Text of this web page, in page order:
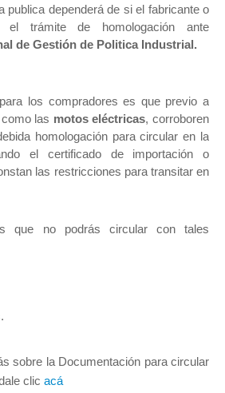
publica dependerá de si el fabricante o
el trámite de homologación ante
de Gestión de Politica Industrial.
los compradores es que previo a
las motos eléctricas, corroboren
homologación para circular en la
el certificado de importación o
las restricciones para transitar en
que no podrás circular con tales
sobre la Documentación para circular
clic acá